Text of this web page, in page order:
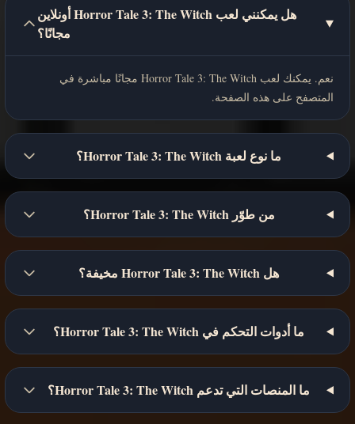
هل يمكنني لعب Horror Tale 3: The Witch أونلاين
مجانًا؟
نعم. يمكنك لعب Horror Tale 3: The Witch مجانًا مباشرة في
المتصفح على هذه الصفحة.
ما نوع لعبة Horror Tale 3: The Witch؟
من طوّر Horror Tale 3: The Witch؟
هل Horror Tale 3: The Witch مخيفة؟
ما أدوات التحكم في Horror Tale 3: The Witch؟
ما المنصات التي تدعم Horror Tale 3: The Witch؟